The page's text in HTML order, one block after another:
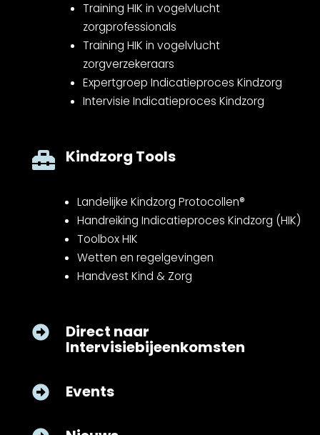
Training HIK in vogelvlucht
zorgprofessionals
Training HIK in vogelvlucht
zorgverzekeraars
Expertgroep Indicatieproces Kindzorg
Intervisie Indicatieproces Kindzorg
 Kindzorg Tools
Landelijke Kindzorg Protocollen®
Handreiking Indicatieproces Kindzorg (HIK)
Toolbox HIK
Wetten en regelgevingen
Handvest Kind & Zorg
 Direct naar
Intervisiebijeenkomsten
 Events